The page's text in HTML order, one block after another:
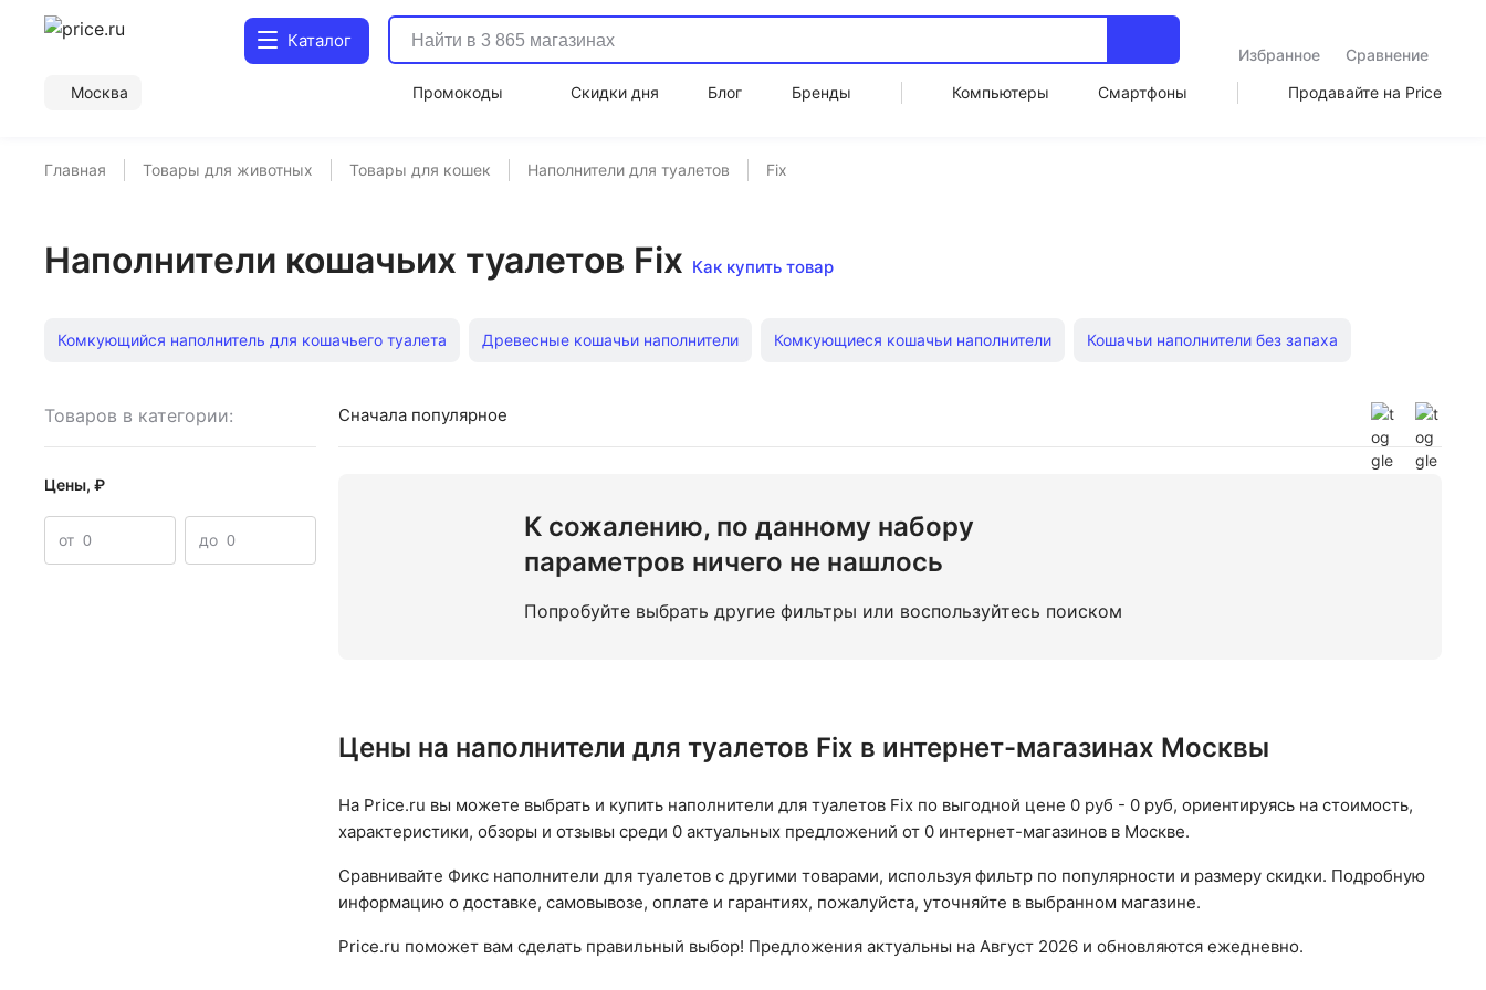
Каталог
Избранное
Сравнение
Москва
Промокоды Скидки дня Блог Бренды Компьютеры Смартфоны Продавайте на Price
Главная Товары для животных Товары для кошек Наполнители для туалетов Fix
Наполнители кошачьих туалетов Fix Как купить товар
Комкующийся наполнитель для кошачьего туалета Древесные кошачьи наполнители Комкующиеся кошачьи наполнители Кошачьи наполнители без запаха
Наполнитель для кошачьего туалета Наполнитель для кошачьего туалета Тофу Наполнители Чистые лапки древесные Кошачьи наполнители с запахом
Кукурузные кошачьи наполнители
Товаров в категории:
Цены, ₽
от до
Сначала популярное
К сожалению, по данному набору
параметров ничего не нашлось
Попробуйте выбрать другие фильтры или воспользуйтесь поиском
Цены на наполнители для туалетов Fix в интернет-магазинах Москвы
На Price.ru вы можете выбрать и купить наполнители для туалетов Fix по выгодной цене 0 руб - 0 руб, ориентируясь на стоимость,
характеристики, обзоры и отзывы среди 0 актуальных предложений от 0 интернет-магазинов в Москве.
Сравнивайте Фикс наполнители для туалетов с другими товарами, используя фильтр по популярности и размеру скидки. Подробную
информацию о доставке, самовывозе, оплате и гарантиях, пожалуйста, уточняйте в выбранном магазине.
Price.ru поможет вам сделать правильный выбор! Предложения актуальны на Август 2026 и обновляются ежедневно.